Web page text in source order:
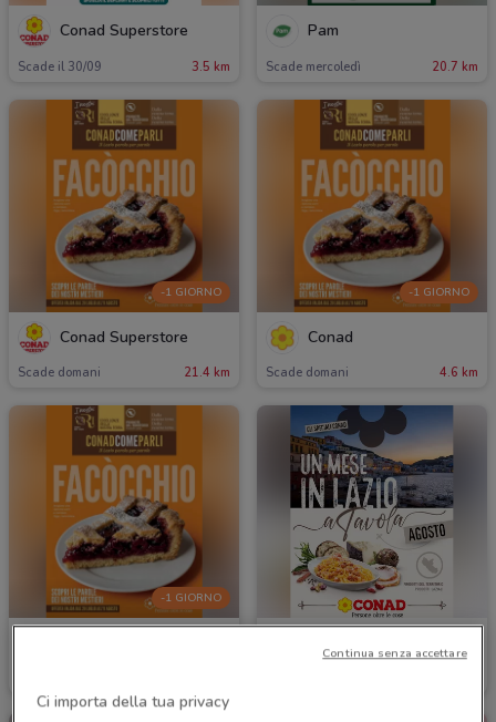
Conad Superstore
Scade il 30/09 3.5 km
Pam
Scade mercoledì 20.7 km
-1 GIORNO
Conad Superstore
Scade domani 21.4 km
-1 GIORNO
Conad
Scade domani 4.6 km
-1 GIORNO
Ci importa della tua privacy
Continua senza accettare